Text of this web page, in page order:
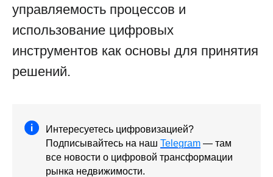
управляемость процессов и
использование цифровых
инструментов как основы для принятия
решений.
Интересуетесь цифровизацией?
Подписывайтесь на наш Telegram — там
все новости о цифровой трансформации
рынка недвижимости.